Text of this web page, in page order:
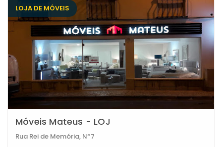
LOJA DE MÓVEIS
Móveis Mateus - LOJ
Rua Rei de Memória, Nº7